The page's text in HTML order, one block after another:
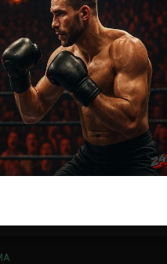
3 – дата, участники и кард